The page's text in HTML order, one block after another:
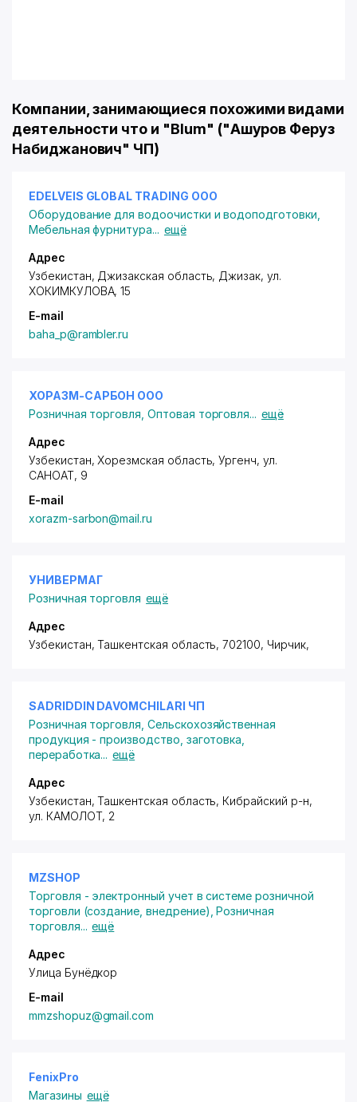
Компании, занимающиеся похожими видами
деятельности что и "Blum" ("Ашуров Феруз
Набиджанович" ЧП)
EDELVEIS GLOBAL TRADING ООО
Оборудование для водоочистки и водоподготовки
Мебельная фурнитура... ещё
Адрес
Узбекистан, Джизакская область, Джизак, ул.
ХОКИМКУЛОВА, 15
E-mail
baha_p@rambler.ru
ХОРАЗМ-САРБОН ООО
Розничная торговля ,Оптовая торговля... ещё
Адрес
Узбекистан, Хорезмская область, Ургенч, ул.
САНОАТ, 9
E-mail
xorazm-sarbon@mail.ru
УНИВЕРМАГ
Розничная торговля ещё
Адрес
Узбекистан, Ташкентская область, 702100, Чирчик,
SADRIDDIN DAVOMCHILARI ЧП
Розничная торговля ,Сельскохозяйственная
продукция - производство, заготовка,
переработка... ещё
Адрес
Узбекистан, Ташкентская область, Кибрайский р-н,
ул. КАМОЛОТ, 2
MZSHOP
Торговля - электронный учет в системе розничной
торговли (создание, внедрение) ,Розничная
торговля... ещё
Адрес
Улица Бунёдкор
E-mail
mmzshopuz@gmail.com
FenixPro
Магазины ещё